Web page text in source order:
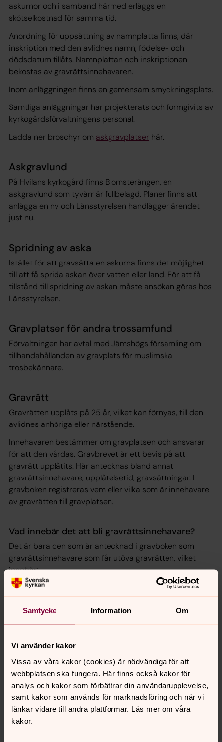
Samtycke Information Om
Vi använder kakor
Vissa av våra kakor (cookies) är nödvändiga för att
webbplatsen ska fungera. Här finns också kakor för
analys och kakor som förbättrar din användarupplevelse,
samt kakor som används för marknadsföring och när vi
länkar vidare till andra plattformar. Läs mer om våra
kakor.
askurnor och i samband härmed erläggs en
skötselkostnad för samma tid.
Anordning för uppsättning av namnplatta finns, där
inskription med den avlidnes namn, födelse- och
dödsdatum tillåts. Namnplattan och inskriptionen
bekostas av gravrättsinnehavaren.
Inom anläggningen finns en gemensam smyckningsplats.
Samtliga anläggningar har projekterats och formgivits av
kyrkogårdsförvaltningens personal.
Ladda ner broschyr om askgravplatser här.
Askgravlund
På Hvilans kyrkogård finns Blomsterängen, en
askgravlund som tyvärr är fullbelagd. Planer finns att
anlägga en ny och Länsstyrelsen handlägger ärendet
just nu.
Spridning av aska
Istället för att gravsätta en askurna finns det möjlighet
till att få sprida askan över vatten eller land. För att få
tillstånd till spridning av askan måste ansökan göras hos
Länsstyrelsen.
Gravplatser för andra trossamfund
Förvaltningen har avtal med Jämshögs församling om
tillhandahållanden av gravplats för muslimska
trosbekännare.
Gravrätt
Gravrätten upplåts på 25 år, vilket kan förnyas, till den
avlidnes anhöriga eller närstående.
Innehavaren bestämmer om gravplatsen och ansvarar
för att den vårdas. Gravbrevet är ett bevis på att
gravrätt upplåtits. Här antecknas bland annat
gravrättsinnehavare, upplåtelsetid, gravsättningar. I
gravboken registreras vem eller vilka som är innehavare
av gravrätten till gravplatsen.
Vad innebär det att bli gravrättsinnehavare?
Det är bara den som är antecknad i gravboken som
gravrättsinnehavare som får utöva gravrätten, vilket
innebär:
bestämma vilka som skall gravsättas inom
gravplatsen
bestämma eventuell gravstens utseende inom ramen
för upplåtarens bestämmelser
bestämma om gravplatsens utsmyckning och
överlåta eller återlämna gravplatsen
Vem får anmäla sig som gravrättsinnehavare?
Endast den eller de som genom släktskap eller på annat
sätt har nära anknytning till gravrättsinnehavaren eller